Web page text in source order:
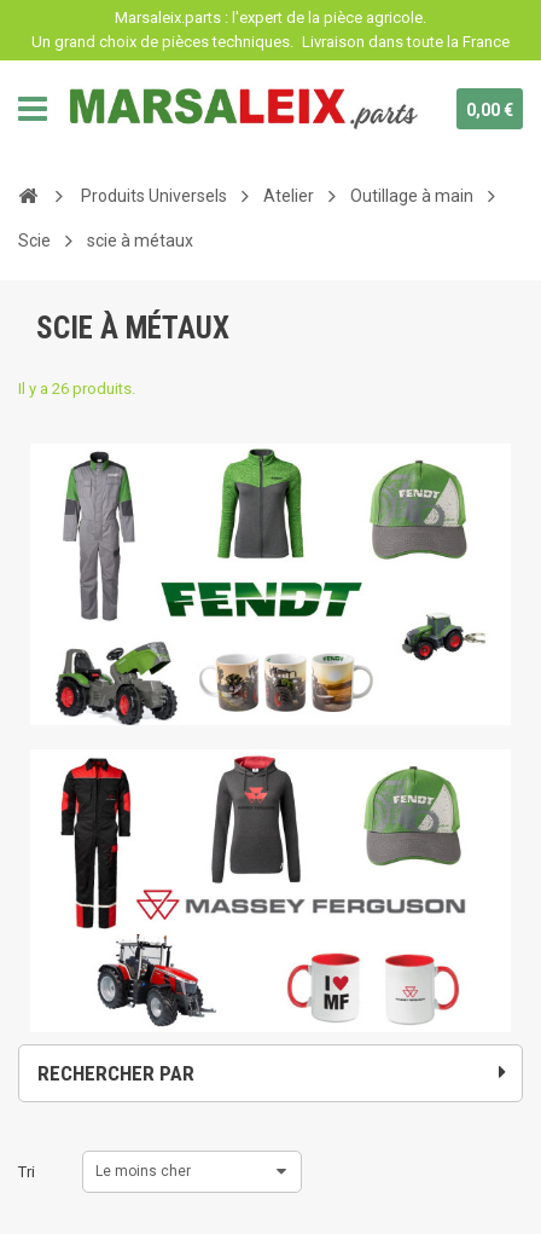
Marsaleix.parts : l'expert de la pièce agricole.
Un grand choix de pièces techniques. Livraison dans toute la France
0,00 €
Produits Universels Atelier Outillage à main
Scie scie à métaux
SCIE À MÉTAUX
Il y a 26 produits.
RECHERCHER PAR
Tri Le moins cher
Panneau de gestion des cookies